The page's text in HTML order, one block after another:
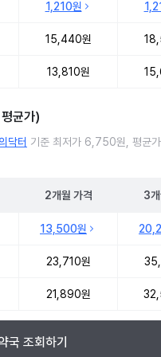
1,210원
15,440원
13,810원
균가)
닥터 기준 최저가 6,750원, 평균가
2개월 가격 3
13,500원
23,710원
21,890원
국 조회하기